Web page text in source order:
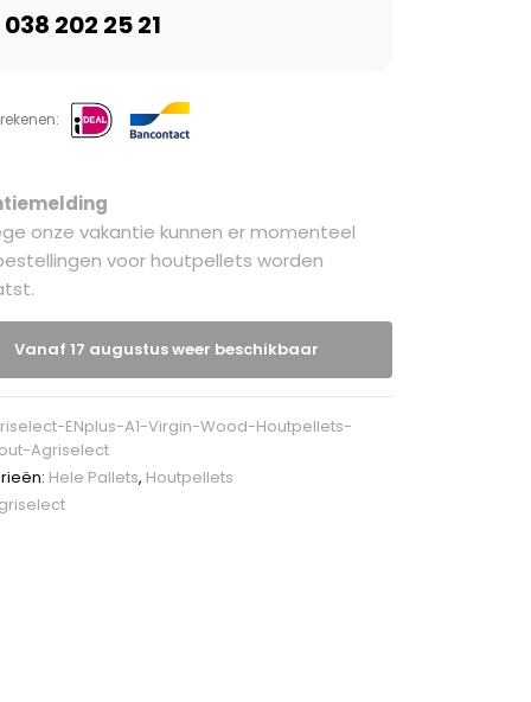
038 202 25 21
onze vakantie kunnen er momenteel
voor houtpellets worden
Vanaf 17 augustus weer beschikbaar
ENplus-A1-Virgin-Wood-Houtpellets-
Agriselect
Hele Pallets, Houtpellets